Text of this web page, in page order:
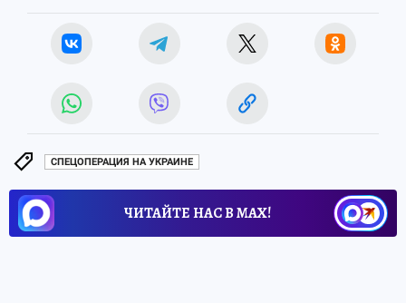
СПЕЦОПЕРАЦИЯ НА УКРАИНЕ
ЧИТАЙТЕ НАС В МАХ!